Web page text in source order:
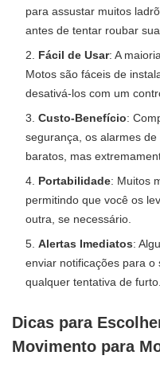
para assustar muitos
antes de tentar roubar sua
Fácil de Usar: A
Motos são fáceis de
desativá-los com um
Custo-Benefício:
segurança, os alarmes
baratos, mas
Portabilidade: Muitos
permitindo que você os
outra, se necessário.
Alertas Imediatos:
enviar notificações para
qualquer tentativa de furto.
Dicas para
Movimento para